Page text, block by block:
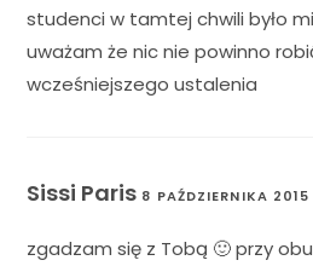
studenci w tamtej chwili było
uważam że nic nie powinno
wcześniejszego ustalenia
Sissi Paris 8 PAŹDZIERNIKA 2015
zgadzam się z Tobą 🙂 przy